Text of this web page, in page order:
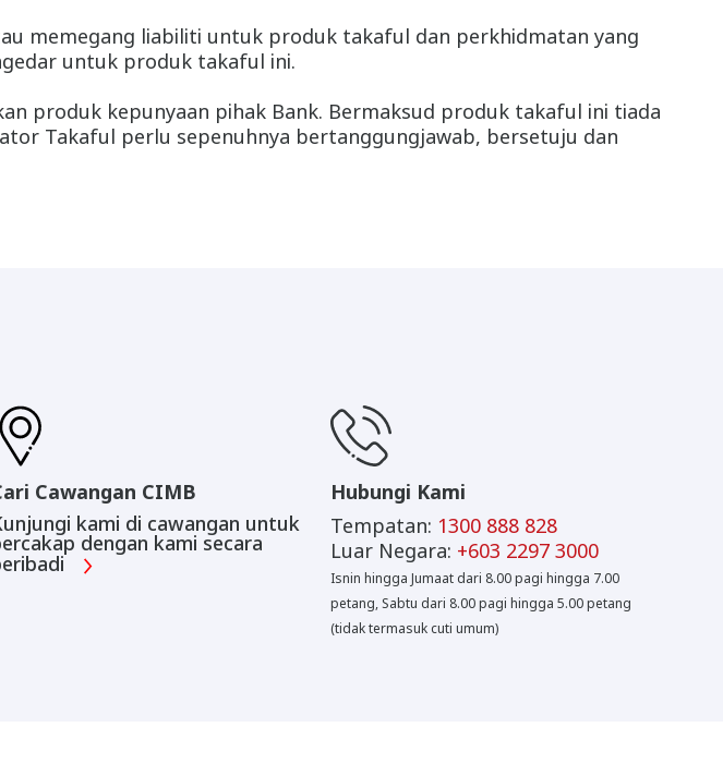
memegang liabiliti untuk produk takaful dan perkhidmatan yang
untuk produk takaful ini.
produk kepunyaan pihak Bank. Bermaksud produk takaful ini tiada
Takaful perlu sepenuhnya bertanggungjawab, bersetuju dan
Cawangan CIMB
kami di cawangan untuk
dengan kami secara
Hubungi Kami
Tempatan: 1300 888 828
Luar Negara: +603 2297 3000
Isnin hingga Jumaat dari 8.00 pagi hingga 7.00
petang, Sabtu dari 8.00 pagi hingga 5.00 petang
(tidak termasuk cuti umum)